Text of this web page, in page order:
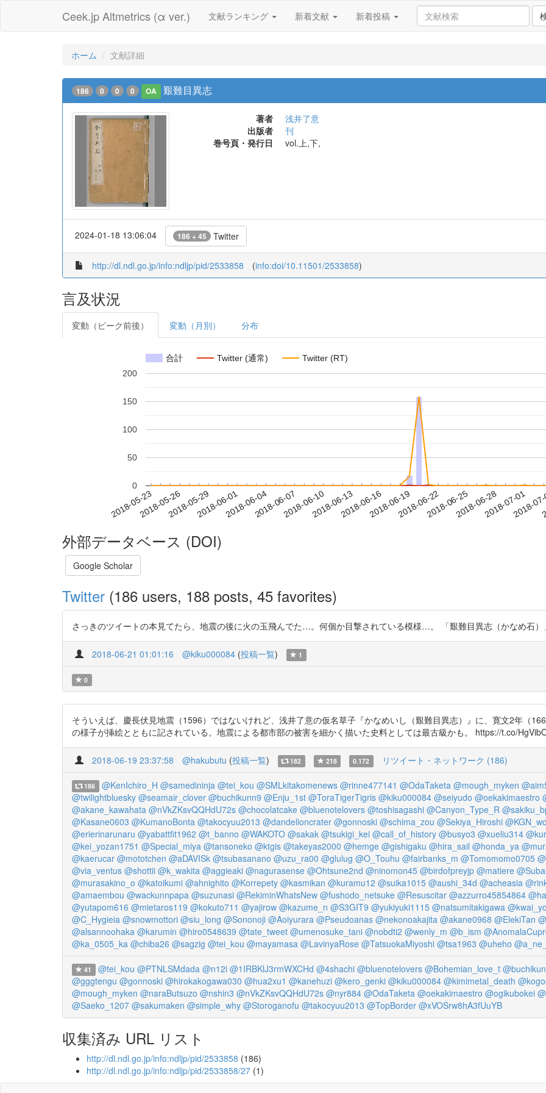
Ceek.jp Altmetrics (α ver.) 文献ランキング 新着文献 新着投稿
ホーム 文献詳細
186 0 0 0 OA 艱難目異志
著者
浅井了意
出版者
刊
巻号頁・発行日
vol.上,下,
2024-01-18 13:06:04 186 + 45 Twitter
http://dl.ndl.go.jp/info:ndljp/pid/2533858 (info:doi/10.11501/2533858)
言及状況
変動（ピーク前後） 変動（月別） 分布
合計 Twitter (通常) Twitter (RT)
2018-05-232018-05-262018-05-292018-06-012018-06-042018-06-072018-06-102018-06-132018-06-162018-06-192018-06-222018-06-252018-06-282018-07-01
2018-
0
50
100
150
200
外部データベース (DOI)
Google Scholar
Twitter (186 users, 188 posts, 45 favorites)
さっきのツイートの本見てたら、地震の後に火の玉飛んでた…。何個か目撃されている模様…。 「艱難目異志（かなめ石
2018-06-21 01:01:16 @kiku000084 (投稿一覧) 1
0
そういえば、慶長伏見地震（1596）ではないけれど、浅井了意の仮名草子『かなめいし（艱難目異志）』に、寛文2年（
の様子が挿絵とともに記されている。地震による都市部の被害を細かく描いた史料としては最古級かも。 https://t.co/
2018-06-19 23:37:58 @hakubutu (投稿一覧) 182 218 0.172 リツイート・ネットワーク (186)
186 @KenIchiro_H @samedininja @tei_kou @SMLkitakomenews @rinne477141 @OdaTaketa @mough_myken
@twilightbluesky @seamair_clover @buchikunn9 @Enju_1st @ToraTigerTigris @kiku000084 @seiyudo @oekakimaestro
@akane_kawahata @nVkZKsvQQHdU72s @chocolatcake @bluenotelovers @toshisagashi @Canyon_Type_R
@Kasane0603 @KumanoBonta @takocyuu2013 @dandelioncrater @gonnoski @schima_zou @Sekiya_Hiroshi
@erierinarunaru @yabattfit1962 @t_banno @WAKOTO @sakak @tsukigi_kei @call_of_history @busyo3 @xueliu314
@kei_yozan1751 @Special_miya @tansoneko @ktgis @takeyas2000 @hemge @gishigaku @hira_sail @honda_ya
@kaerucar @mototchen @aDAVISk @tsubasanano @uzu_ra00 @glulug @O_Touhu @fairbanks_m @Tomomomo0705
@via_ventus @shottii @k_wakita @aggieaki @nagurasense @Ohtsune2nd @ninomon45 @birdofpreyjp @matiere
@murasakino_o @katoikumi @ahnighito @Korrepety @kasmikan @kuramu12 @suika1015 @aushi_34d @acheasia
@amaembou @wackunnpapa @suzunasi @RekiminWhatsNew @fushodo_netsuke @Resuscitar @azzurro45854864
@yutapom616 @mietaros119 @kokuto711 @yajirow @kazume_n @S3GIT9 @yukiyuki1115 @natsumitakigawa
@C_Hygieia @snowmottori @siu_long @Sononoji @Aoiyurara @Pseudoanas @nekonoakajita @akane0968 @ElekiTan
@alsannoohaka @karumin @hiro0548639 @tate_tweet @umenosuke_tani @nobdti2 @wenly_m @b_ism
@ka_0505_ka @chiba26 @sagzig @tei_kou @mayamasa @LavinyaRose @TatsuokaMiyoshi @tsa1963 @uheho
41 @tei_kou @PTNLSMdada @n12i @1IRBKlJ3rmWXCHd @4shachi @bluenotelovers @Bohemian_love_t
@gggtengu @gonnoski @hirokakogawa030 @hua2xu1 @kanehuzi @kero_genki @kiku000084 @kimimetal_death
@mough_myken @naraButsuzo @nshin3 @nVkZKsvQQHdU72s @nyr884 @OdaTaketa @oekakimaestro @ogikubokei
@Saeko_1207 @sakumaken @simple_why @Storoganofu @takocyuu2013 @TopBorder @xVOSrw8hA3fUuYB
収集済み URL リスト
http://dl.ndl.go.jp/info:ndljp/pid/2533858 (186)
http://dl.ndl.go.jp/info:ndljp/pid/2533858/27 (1)